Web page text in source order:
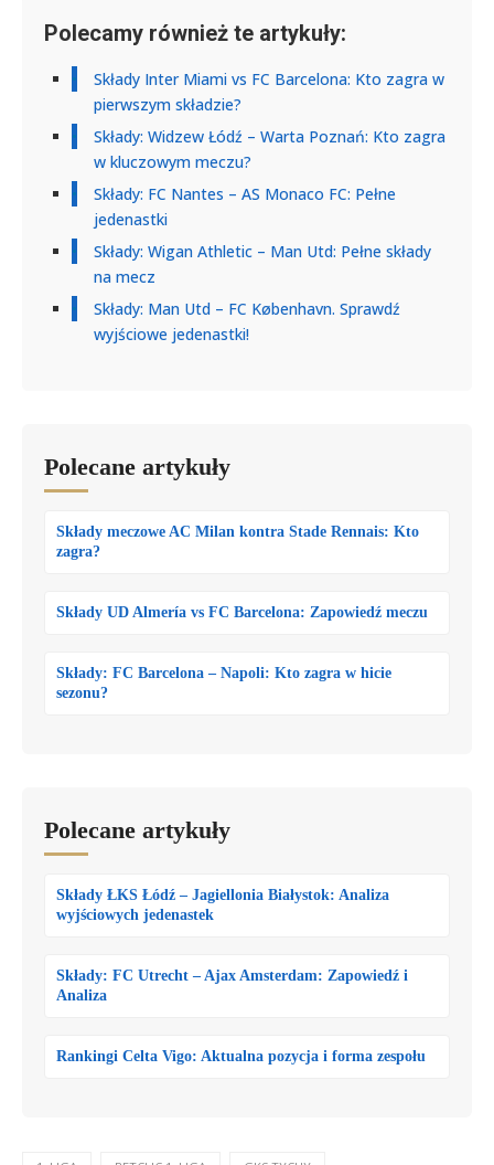
Polecamy również te artykuły:
Składy Inter Miami vs FC Barcelona: Kto zagra w
pierwszym składzie?
Składy: Widzew Łódź – Warta Poznań: Kto zagra
w kluczowym meczu?
Składy: FC Nantes – AS Monaco FC: Pełne
jedenastki
Składy: Wigan Athletic – Man Utd: Pełne składy
na mecz
Składy: Man Utd – FC København. Sprawdź
wyjściowe jedenastki!
Polecane artykuły
Składy meczowe AC Milan kontra Stade Rennais: Kto
zagra?
Składy UD Almería vs FC Barcelona: Zapowiedź meczu
Składy: FC Barcelona – Napoli: Kto zagra w hicie
sezonu?
Polecane artykuły
Składy ŁKS Łódź – Jagiellonia Białystok: Analiza
wyjściowych jedenastek
Składy: FC Utrecht – Ajax Amsterdam: Zapowiedź i
Analiza
Rankingi Celta Vigo: Aktualna pozycja i forma zespołu